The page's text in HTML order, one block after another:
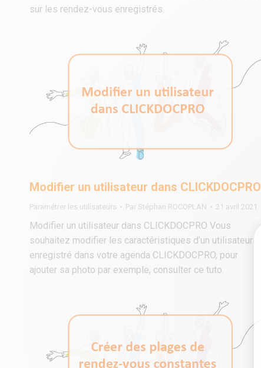
sur les rendez-vous enregistrés.
Modifier un utilisateur dans CLICKDOCPRO
Paramétrer les utilisateurs Par Stéphan ROCOPLAN 21 avril 2021
Modifier un utilisateur dans CLICKDOCPRO Vous
souhaitez modifier les caractéristiques d’un utilisateur
enregistré dans votre agenda CLICKDOCPRO, pour
ajouter sa photo par exemple, consulter ce tuto.